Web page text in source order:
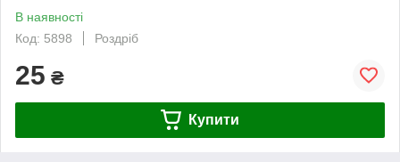
В наявності
Код: 5898
Роздріб
25 ₴
Купити